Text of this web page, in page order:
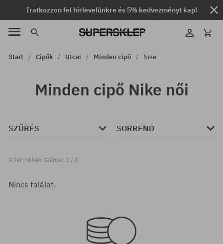
Iratkozzon fel hírlevelünkre és 5% kedvezményt kap!
Start Cipők Utcai Minden cipő Nike
Minden cipő Nike női
SZŰRÉS SORREND
A termékek száma: 0 / 0
Nincs találat.